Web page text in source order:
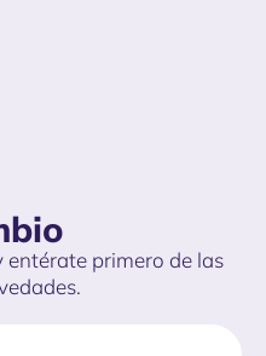
entérate primero de las